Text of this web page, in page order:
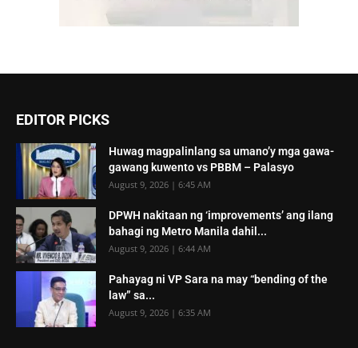
EDITOR PICKS
Huwag magpalinlang sa umano’y mga gawa-
gawang kuwento vs PBBM – Palasyo
August 9, 2026 | 6:45 AM
DPWH nakitaan ng ‘improvements’ ang ilang
bahagi ng Metro Manila dahil...
August 9, 2026 | 6:44 AM
Pahayag ni VP Sara na may “bending of the
law” sa...
August 9, 2026 | 6:35 AM